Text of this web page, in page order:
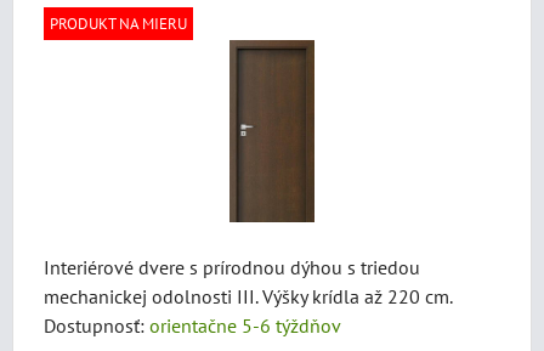
PRODUKT NA MIERU
Interiérové dvere s prírodnou dýhou s triedou
mechanickej odolnosti III. Výšky krídla až 220 cm.
Dostupnosť: orientačne 5-6 týždňov